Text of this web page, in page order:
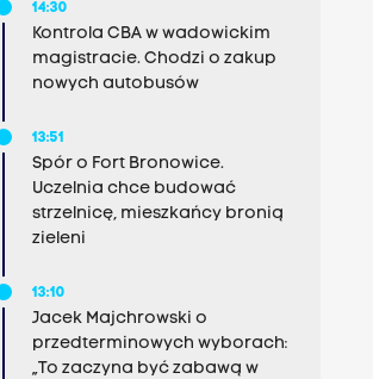
14:30
Kontrola CBA w wadowickim
magistracie. Chodzi o zakup
nowych autobusów
13:51
Spór o Fort Bronowice.
Uczelnia chce budować
strzelnicę, mieszkańcy bronią
zieleni
13:10
Jacek Majchrowski o
przedterminowych wyborach:
„To zaczyna być zabawą w